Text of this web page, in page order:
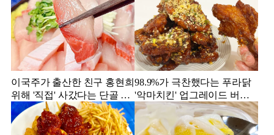
이국주가 출산한 친구 홍현희
위해 '직접' 사갔다는 단골 횟
집
98.9%가 극찬했다는 푸라닭
'악마치킨' 업그레이드 버전
의 실물